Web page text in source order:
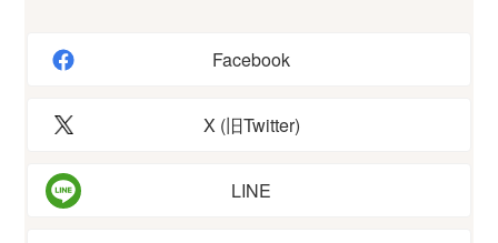
Facebook
X (旧Twitter)
LINE